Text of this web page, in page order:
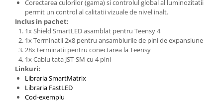
Stepper
Encoder
Mecanice
Motoare
Micro Metal
Motoare
Motor 25D
Corectarea culorilor (gama) si controlul global al luminozitatii
permit un control al calitatii vizuale de nivel inalt.
Inclus in pachet:
1x Shield SmartLED asamblat pentru Teensy 4
1x Terminatii 2x8 pentru ansamblurile de pini de expansiune
28x terminatii pentru conectarea la Teensy
1x Cablu tata JST-SM cu 4 pini
Linkuri:
Libraria SmartMatrix
Libraria FastLED
Cod-exemplu